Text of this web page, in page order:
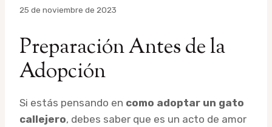
Por
25 de noviembre de 2023
Preparación Antes de la
Adopción
Si estás pensando en como adoptar un gato
callejero, debes saber que es un acto de amor